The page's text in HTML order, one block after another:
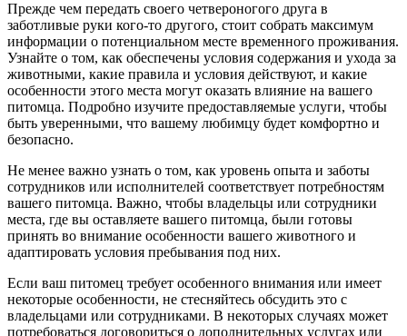
Прежде чем передать своего четвероногого друга в
заботливые руки кого-то другого, стоит собрать максимум
информации о потенциальном месте временного проживания.
Узнайте о том, как обеспечены условия содержания и ухода за
животными, какие правила и условия действуют, и какие
особенности этого места могут оказать влияние на вашего
питомца. Подробно изучите предоставляемые услуги, чтобы
быть уверенными, что вашему любимцу будет комфортно и
безопасно.
Не менее важно узнать о том, как уровень опыта и заботы
сотрудников или исполнителей соответствует потребностям
вашего питомца. Важно, чтобы владельцы или сотрудники
места, где вы оставляете вашего питомца, были готовы
принять во внимание особенности вашего животного и
адаптировать условия пребывания под них.
Если ваш питомец требует особенного внимания или имеет
некоторые особенности, не стесняйтесь обсудить это с
владельцами или сотрудниками. В некоторых случаях может
потребоваться договориться о дополнительных услугах или